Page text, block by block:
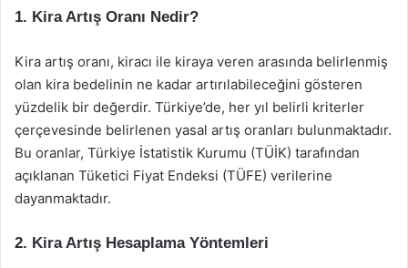
1. Kira Artış Oranı Nedir?
Kira artış oranı, kiracı ile kiraya veren arasında belirlenmiş
olan kira bedelinin ne kadar artırılabileceğini gösteren
yüzdelik bir değerdir. Türkiye’de, her yıl belirli kriterler
çerçevesinde belirlenen yasal artış oranları bulunmaktadır.
Bu oranlar, Türkiye İstatistik Kurumu (TÜİK) tarafından
açıklanan Tüketici Fiyat Endeksi (TÜFE) verilerine
dayanmaktadır.
2. Kira Artış Hesaplama Yöntemleri